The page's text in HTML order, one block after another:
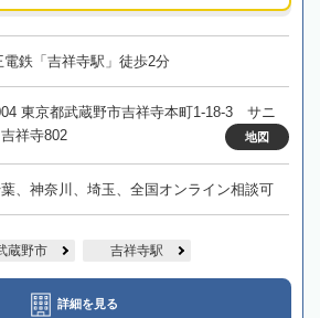
電鉄「吉祥寺駅」徒歩2分
東京都武蔵野市吉祥寺本町1-18-3 サニ
祥寺802
地図
、神奈川、埼玉、全国オンライン相談可
蔵野市 吉祥寺駅
詳細を見る